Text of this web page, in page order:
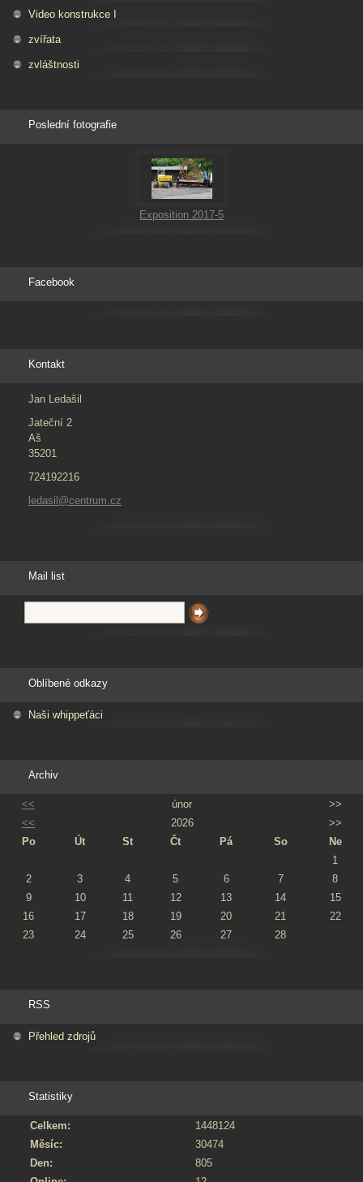
Video konstrukce I
zvířata
zvláštnosti
Poslední fotografie
Exposition 2017-5
Facebook
Kontakt
Jan Ledašil
Jateční 2
Aš
35201
724192216
ledasil@centrum.cz
Mail list
Oblíbené odkazy
Naši whippeťáci
Archiv
<< únor
>>
<<
2026
>>
Po
Út St Čt Pá So
Ne
1
2
3 4 5 6 7
8
9
10 11 12 13 14
15
16
17 18 19 20 21
22
23
24 25 26 27 28
RSS
Přehled zdrojů
Statistiky
Celkem:
1448124
Měsíc:
30474
Den:
805